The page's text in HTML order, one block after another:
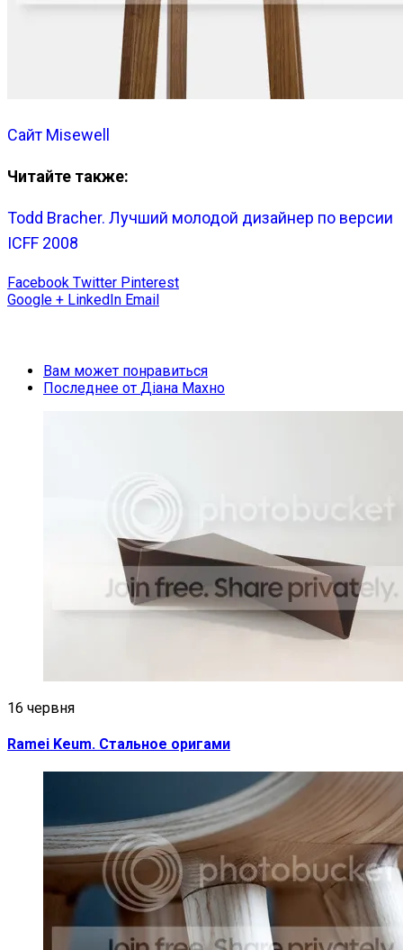
Сайт Misewell
Читайте также:
Todd Bracher. Лучший молодой дизайнер по версии
ICFF 2008
Facebook Twitter Pinterest
Google + LinkedIn Email
Вам может понравиться
Последнее от Діана Махно
16 червня
Ramei Keum. Стальное оригами